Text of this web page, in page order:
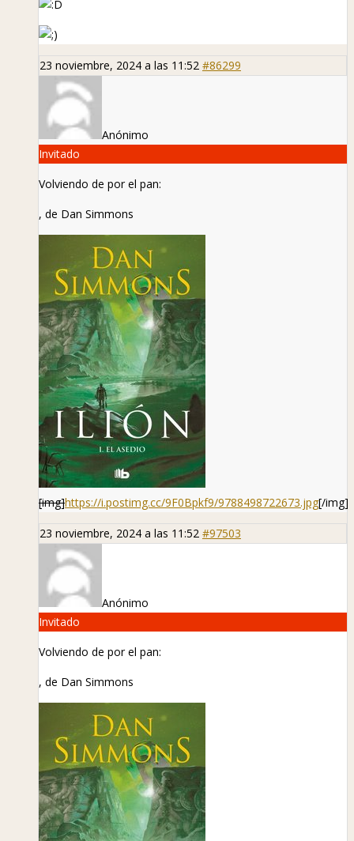
23 noviembre, 2024 a las 11:52 #86299
Anónimo
Invitado
Volviendo de por el pan:
, de Dan Simmons
[img]https://i.postimg.cc/9F0Bpkf9/9788498722673.jpg[/img]
23 noviembre, 2024 a las 11:52 #97503
Anónimo
Invitado
Volviendo de por el pan:
, de Dan Simmons